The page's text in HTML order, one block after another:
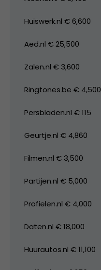
Huiswerk.nl € 6,600
Aed.nl € 25,500
Zalen.nl € 3,600
Ringtones.be € 4,500
Persbladen.nl € 115
Geurtje.nl € 4,860
Filmen.nl € 3,500
Partijen.nl € 5,000
Profielen.nl € 4,000
Daten.nl € 18,000
Huurautos.nl € 11,100